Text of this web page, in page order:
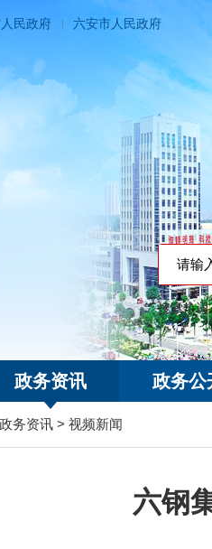
民政府 六安市人民政府
搜索热词
政务资讯 政务公
政务资讯 > 视频新闻
六钢